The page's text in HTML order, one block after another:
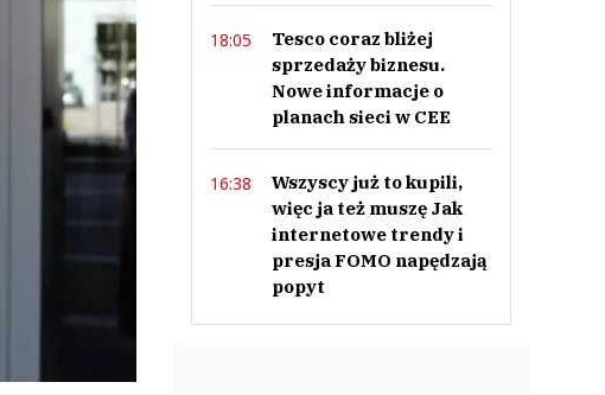
18:05
Tesco coraz bliżej
sprzedaży biznesu.
Nowe informacje o
planach sieci w CEE
16:38
Wszyscy już to kupili,
więc ja też muszę Jak
internetowe trendy i
presja FOMO napędzają
popyt